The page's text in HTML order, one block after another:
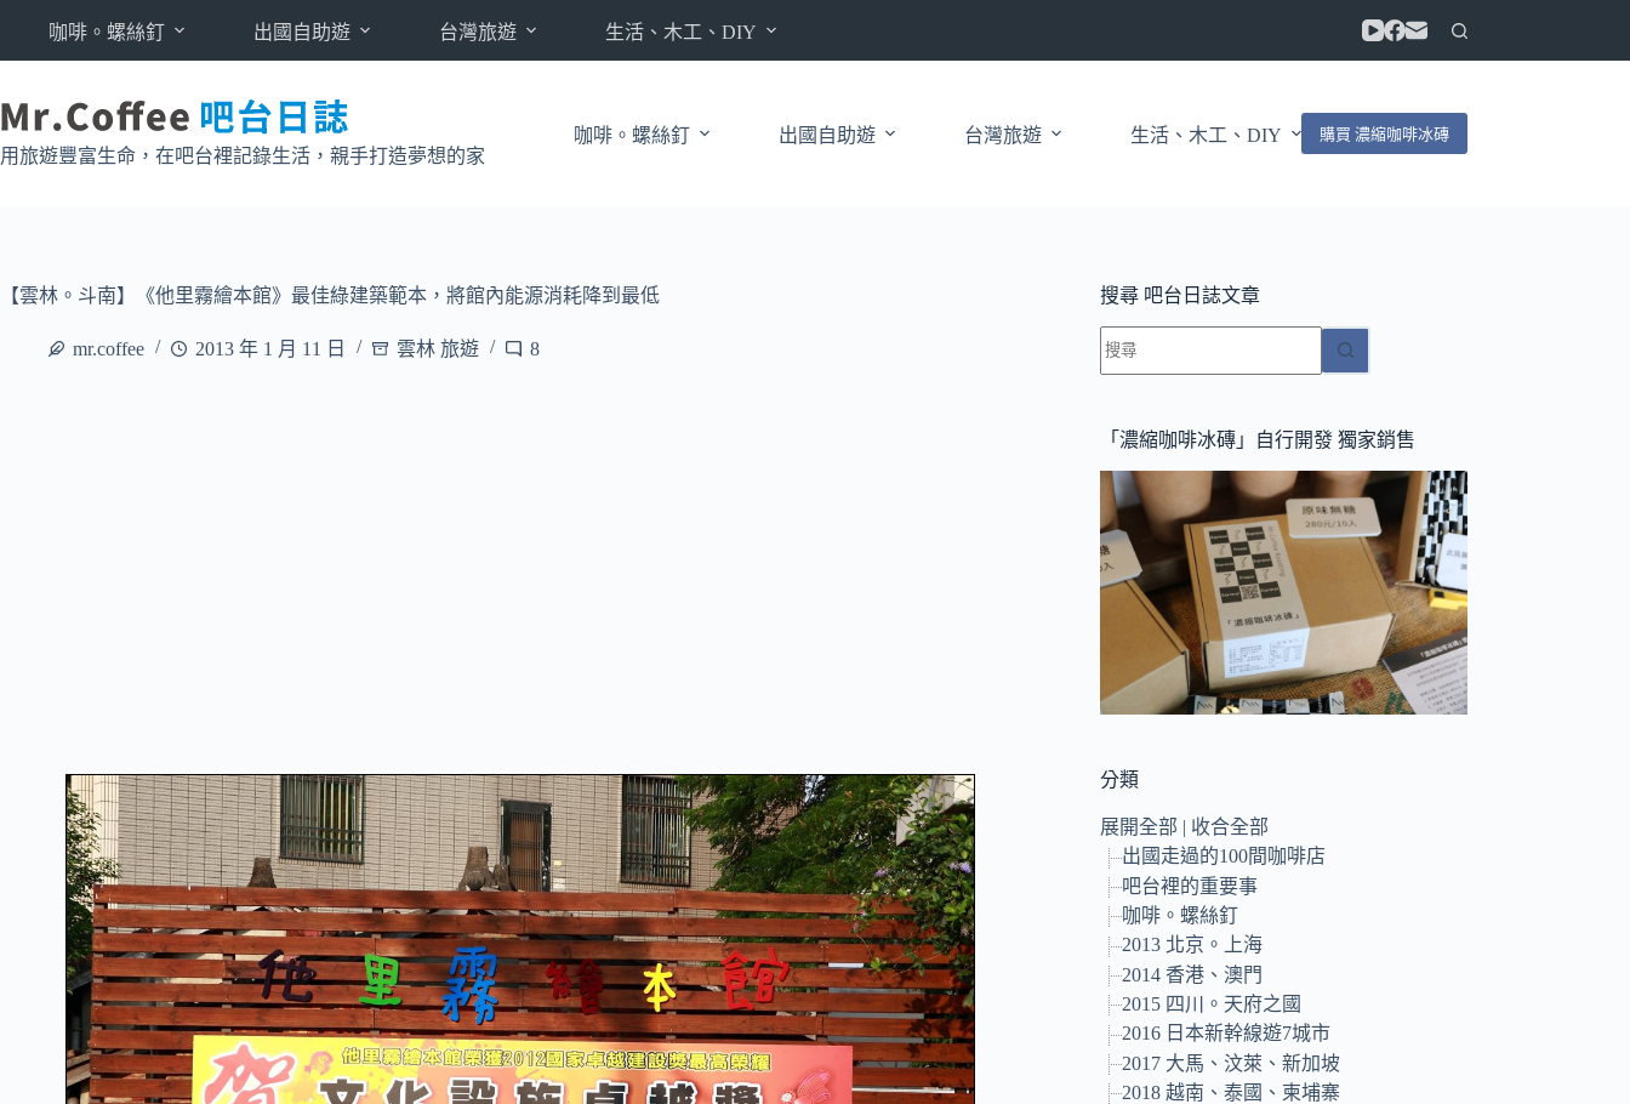
要
內
容
咖啡。螺絲釘 出國自助遊 台灣旅遊 生活、木工、DIY
用旅遊豐富生命，在吧台裡記錄生活，親手打造夢想的家
咖啡。螺絲釘 出國自助遊 台灣旅遊 生活、木工、DIY 購買 濃縮咖啡冰磚
【雲林。斗南】《他里霧繪本館》最佳綠建築範本，將館內能源消耗降到最低
mr.coffee 2013 年 1 月 11 日 雲林 旅遊 8
搜尋 吧台日誌文章
找
不
符
條
件
的
結
「濃縮咖啡冰磚」自行開發 獨家銷售
分類
展開全部 | 收合全部
出國走過的100間咖啡店
吧台裡的重要事
咖啡。螺絲釘
2013 北京。上海
2014 香港、澳門
2015 四川。天府之國
2016 日本新幹線遊7城市
2017 大馬、汶萊、新加坡
2018 越南、泰國、柬埔寨